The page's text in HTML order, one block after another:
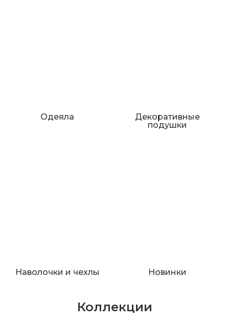
Одеяла
Декоративные
подушки
Наволочки и чехлы Новинки
Коллекции